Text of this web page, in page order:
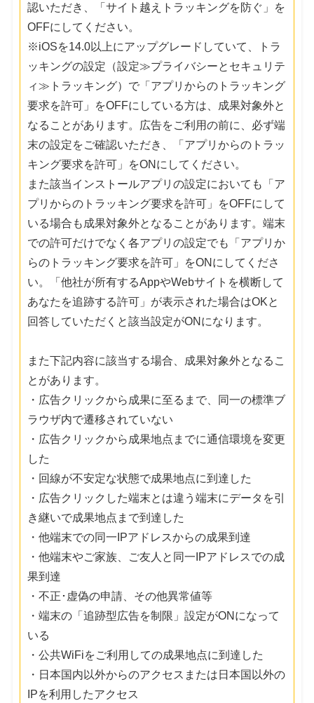
認いただき、「サイト越えトラッキングを防ぐ」を
OFFにしてください。
※iOSを14.0以上にアップグレードしていて、トラ
ッキングの設定（設定≫プライバシーとセキュリテ
ィ≫トラッキング）で「アプリからのトラッキング
要求を許可」をOFFにしている方は、成果対象外と
なることがあります。広告をご利用の前に、必ず端
末の設定をご確認いただき、「アプリからのトラッ
キング要求を許可」をONにしてください。
また該当インストールアプリの設定においても「ア
プリからのトラッキング要求を許可」をOFFにして
いる場合も成果対象外となることがあります。端末
での許可だけでなく各アプリの設定でも「アプリか
らのトラッキング要求を許可」をONにしてくださ
い。「他社が所有するAppやWebサイトを横断して
あなたを追跡する許可」が表示された場合はOKと
回答していただくと該当設定がONになります。
また下記内容に該当する場合、成果対象外となるこ
とがあります。
・広告クリックから成果に至るまで、同一の標準ブ
ラウザ内で遷移されていない
・広告クリックから成果地点までに通信環境を変更
した
・回線が不安定な状態で成果地点に到達した
・広告クリックした端末とは違う端末にデータを引
き継いで成果地点まで到達した
・他端末での同一IPアドレスからの成果到達
・他端末やご家族、ご友人と同一IPアドレスでの成
果到達
・不正･虚偽の申請、その他異常値等
・端末の「追跡型広告を制限」設定がONになって
いる
・公共WiFiをご利用しての成果地点に到達した
・日本国内以外からのアクセスまたは日本国以外の
IPを利用したアクセス